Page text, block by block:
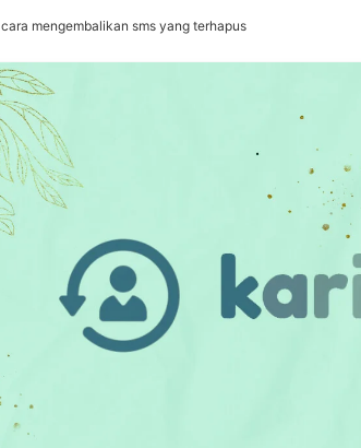
cara mengembalikan sms yang terhapus